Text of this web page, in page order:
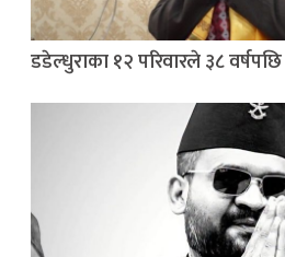
डडेल्धुराका १२ परिवारले ३८